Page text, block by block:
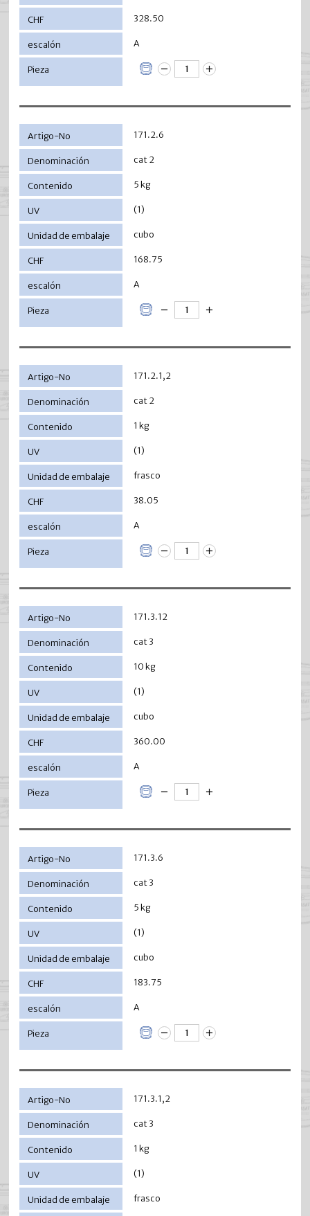
328.50
A
171.2.6
cat 2
5 kg
(1)
cubo
168.75
A
171.2.1,2
cat 2
1 kg
(1)
frasco
38.05
A
171.3.12
cat 3
10 kg
(1)
cubo
360.00
A
171.3.6
cat 3
5 kg
(1)
cubo
183.75
A
171.3.1,2
cat 3
1 kg
(1)
frasco